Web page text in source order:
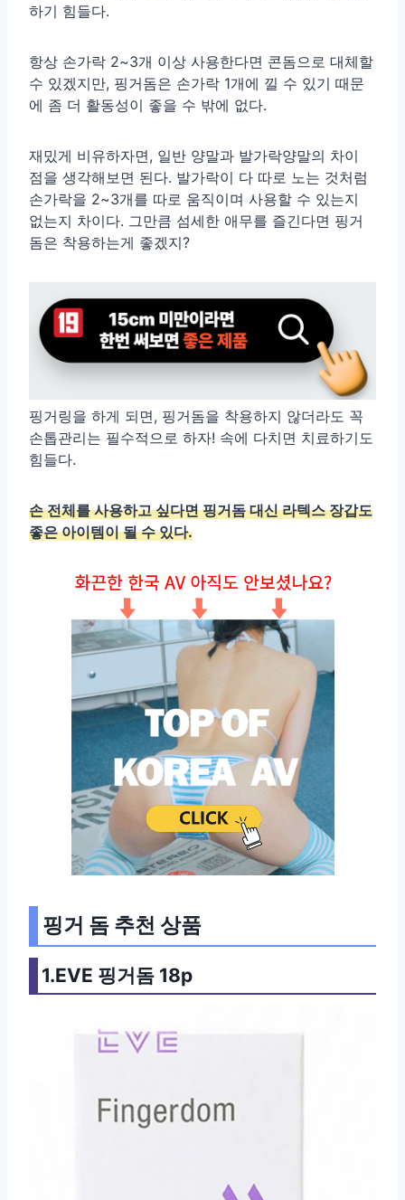
하기 힘들다.
항상 손가락 2~3개 이상 사용한다면 콘돔으로 대체할
수 있겠지만, 핑거돔은 손가락 1개에 낄 수 있기 때문
에 좀 더 활동성이 좋을 수 밖에 없다.
재밌게 비유하자면, 일반 양말과 발가락양말의 차이
점을 생각해보면 된다. 발가락이 다 따로 노는 것처럼
손가락을 2~3개를 따로 움직이며 사용할 수 있는지
없는지 차이다. 그만큼 섬세한 애무를 즐긴다면 핑거
돔은 착용하는게 좋겠지?
핑거링을 하게 되면, 핑거돔을 착용하지 않더라도 꼭
손톱관리는 필수적으로 하자! 속에 다치면 치료하기도
힘들다.
손 전체를 사용하고 싶다면 핑거돔 대신 라텍스 장갑도
좋은 아이템이 될 수 있다.
핑거 돔 추천 상품
1.EVE 핑거돔 18p